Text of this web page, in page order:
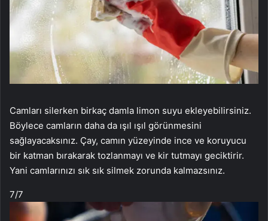
Camları silerken birkaç damla limon suyu ekleyebilirsiniz.
Böylece camların daha da ışıl ışıl görünmesini
sağlayacaksınız. Çay, camın yüzeyinde ince ve koruyucu
bir katman bırakarak tozlanmayı ve kir tutmayı geciktirir.
Yani camlarınızı sık sık silmek zorunda kalmazsınız.
7/7